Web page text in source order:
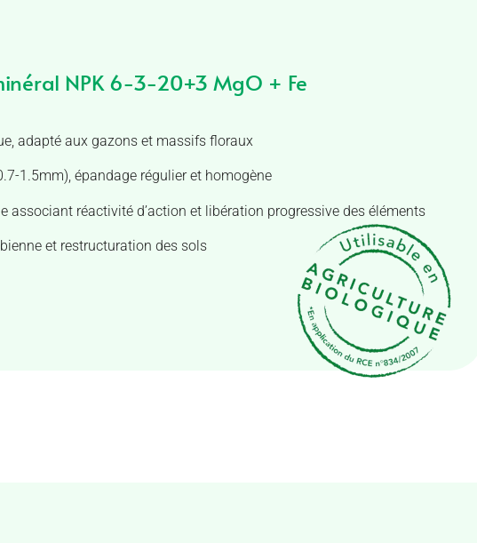
NPK 6-3-20+3 MgO + Fe
adapté aux gazons et massifs floraux
1.5mm), épandage régulier et homogène
associant réactivité d’action et libération progressive des éléments
et restructuration des sols